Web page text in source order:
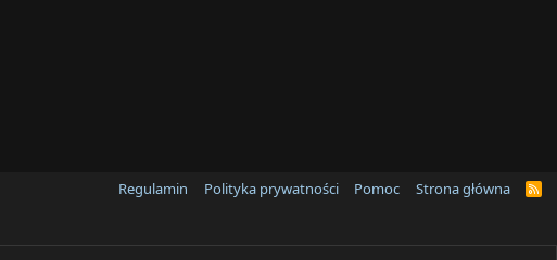
Regulamin Polityka prywatności Pomoc Strona główna
R